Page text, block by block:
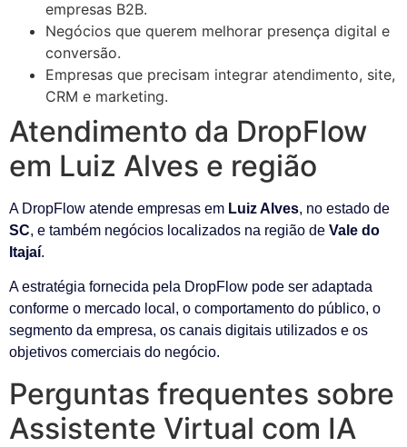
empresas B2B.
Negócios que querem melhorar presença digital e
conversão.
Empresas que precisam integrar atendimento, site,
CRM e marketing.
Atendimento da DropFlow
em Luiz Alves e região
A DropFlow atende empresas em Luiz Alves, no estado de
SC, e também negócios localizados na região de Vale do
Itajaí.
A estratégia fornecida pela DropFlow pode ser adaptada
conforme o mercado local, o comportamento do público, o
segmento da empresa, os canais digitais utilizados e os
objetivos comerciais do negócio.
Perguntas frequentes sobre
Assistente Virtual com IA